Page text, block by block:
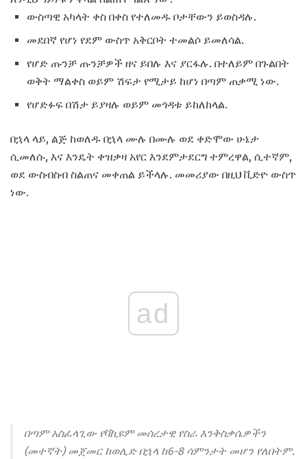
ውስጣዊ አካላት ቀስ በቀስ የተለመዱ ቦታቸውን ይወስዳሉ.
መደበኛ የሆነ የደም ውስጥ አቅርቦት ተመልሶ ይመለሳል.
የሆድ ጡንቻ ጡንቻዎች ዘና ይበሉ እና ያርፋሉ. በተለይም በጉልበት
ወቅት ማልቀስ ወይም ሽፍታ የሚታይ ከሆነ በጣም ጠቃሚ ነው.
የሆድፉፍ በሽታ ይያዛሉ ወይም መጎዳቱ ይከለከላል.
በኋላ ላይ, ልጅ ከወለዱ በኋላ ሙሉ በሙሉ ወደ ቀድሞው ሁኔታ
ሲመለሱ, እና እንዴት ቀዝቃዛ አየር እንደምታደርግ ተምረዋል, ሲተኛም,
ወደ ውስብስብ ስልጠና መቀጠል ይችላሉ. መመሪያው በዚህ ቪድዮ ውስጥ
ነው.
ad
በጣም አስፈላጊው የቫኪዩም መሰረታዊ የስራ እንቅስቃሴዎችን
(መተኛት) መጀመር ከወሊድ በኋላ ከ6-8 ሳምንታት መሆን የለበትም.